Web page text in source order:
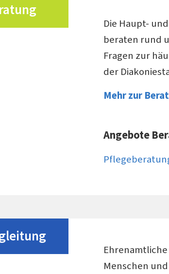
Die Haupt-
beraten rund
Fragen zur
der
Mehr zur
Angebote
Menschen